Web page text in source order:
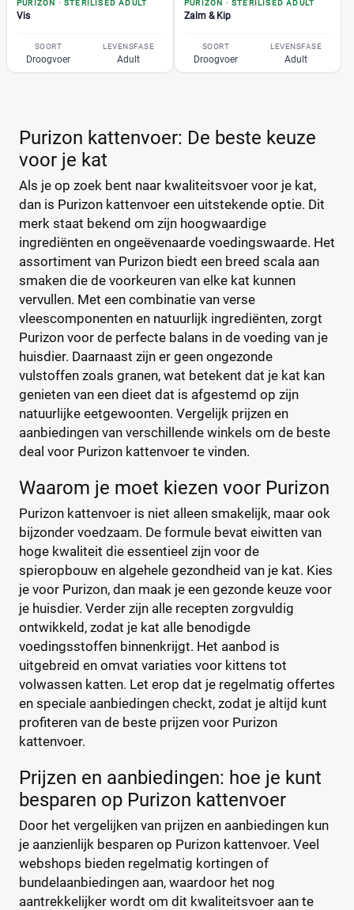
PURIZON ·STERILISED ADULT
Vis
SOORT
Droogvoer
LEVENSFASE
Adult
PURIZON ·STERILISED ADULT
Zalm & Kip
SOORT
Droogvoer
LEVENSFASE
Adult
Purizon kattenvoer: De beste keuze
voor je kat
Als je op zoek bent naar kwaliteitsvoer voor je kat,
dan is Purizon kattenvoer een uitstekende optie. Dit
merk staat bekend om zijn hoogwaardige
ingrediënten en ongeëvenaarde voedingswaarde. Het
assortiment van Purizon biedt een breed scala aan
smaken die de voorkeuren van elke kat kunnen
vervullen. Met een combinatie van verse
vleescomponenten en natuurlijk ingrediënten, zorgt
Purizon voor de perfecte balans in de voeding van je
huisdier. Daarnaast zijn er geen ongezonde
vulstoffen zoals granen, wat betekent dat je kat kan
genieten van een dieet dat is afgestemd op zijn
natuurlijke eetgewoonten. Vergelijk prijzen en
aanbiedingen van verschillende winkels om de beste
deal voor Purizon kattenvoer te vinden.
Waarom je moet kiezen voor Purizon
Purizon kattenvoer is niet alleen smakelijk, maar ook
bijzonder voedzaam. De formule bevat eiwitten van
hoge kwaliteit die essentieel zijn voor de
spieropbouw en algehele gezondheid van je kat. Kies
je voor Purizon, dan maak je een gezonde keuze voor
je huisdier. Verder zijn alle recepten zorgvuldig
ontwikkeld, zodat je kat alle benodigde
voedingsstoffen binnenkrijgt. Het aanbod is
uitgebreid en omvat variaties voor kittens tot
volwassen katten. Let erop dat je regelmatig offertes
en speciale aanbiedingen checkt, zodat je altijd kunt
profiteren van de beste prijzen voor Purizon
kattenvoer.
Prijzen en aanbiedingen: hoe je kunt
besparen op Purizon kattenvoer
Door het vergelijken van prijzen en aanbiedingen kun
je aanzienlijk besparen op Purizon kattenvoer. Veel
webshops bieden regelmatig kortingen of
bundelaanbiedingen aan, waardoor het nog
aantrekkelijker wordt om dit kwaliteitsvoer aan te